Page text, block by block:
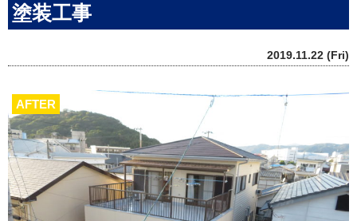
塗装工事
2019.11.22 (Fri)
AFTER